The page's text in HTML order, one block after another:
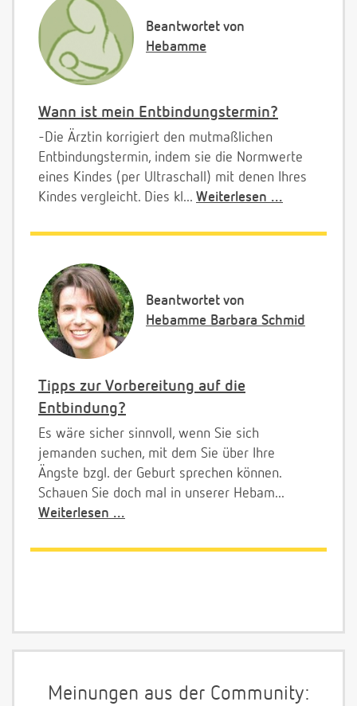
Beantwortet von
Hebamme
Wann ist mein Entbindungstermin?
-Die Ärztin korrigiert den mutmaßlichen
Entbindungstermin, indem sie die Normwerte
eines Kindes (per Ultraschall) mit denen Ihres
Kindes vergleicht. Dies kl... Weiterlesen ...
Beantwortet von
Hebamme Barbara Schmid
Tipps zur Vorbereitung auf die
Entbindung?
Es wäre sicher sinnvoll, wenn Sie sich
jemanden suchen, mit dem Sie über Ihre
Ängste bzgl. der Geburt sprechen können.
Schauen Sie doch mal in unserer Hebam...
Weiterlesen ...
Meinungen aus der Community: